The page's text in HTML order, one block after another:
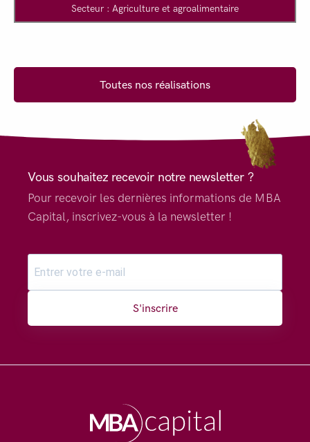
Secteur : Agriculture et agroalimentaire
Toutes nos réalisations
Vous souhaitez recevoir notre newsletter ?
Pour recevoir les dernières informations de MBA
Capital, inscrivez-vous à la newsletter !
S'inscrire